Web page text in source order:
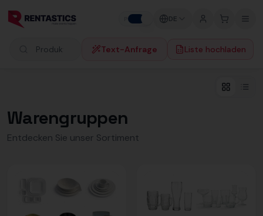
DE
Produkte suchen Text-Anfrage Liste hochladen
Warengruppen
Entdecken Sie unser Sortiment